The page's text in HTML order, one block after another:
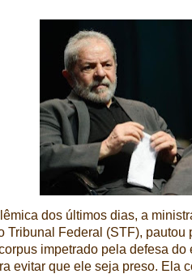
dos últimos dias, a
Tribunal Federal (STF), pautou
impetrado pela defesa
evitar que ele seja preso. Ela